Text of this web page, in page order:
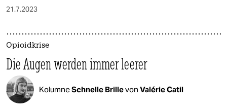
21.7.2023
Opioidkrise
Die Augen werden immer leerer
KolumneSchnelle Brillevon Valérie Catil